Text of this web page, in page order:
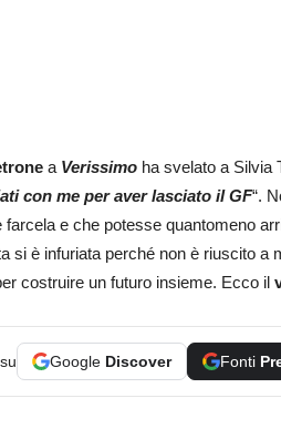
a Verissimo ha svelato a Silvia
con me per aver lasciato il GF“.
farcela e che potesse quantomeno
si è infuriata perché non è riuscito a
costruire un futuro insieme. Ecco il
Google Discover Fonti